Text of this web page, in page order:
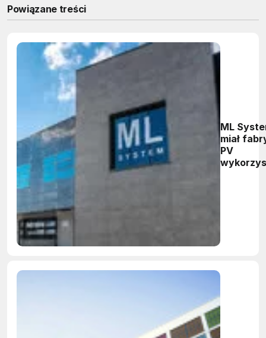
Powiązane treści
ML
miał
PV